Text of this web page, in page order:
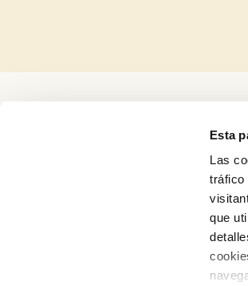
Esta
Las
tráfico
que